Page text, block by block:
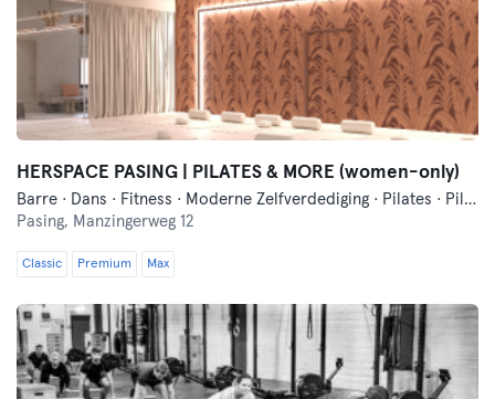
HERSPACE PASING | PILATES & MORE (women-only)
Barre · Dans · Fitness · Moderne Zelfverdediging · Pilates · Pilates Reformer · Yoga
Pasing, Manzingerweg 12
Classic Premium Max